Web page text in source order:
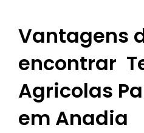
Vantagens
encontrar
Agricolas
em Anadia